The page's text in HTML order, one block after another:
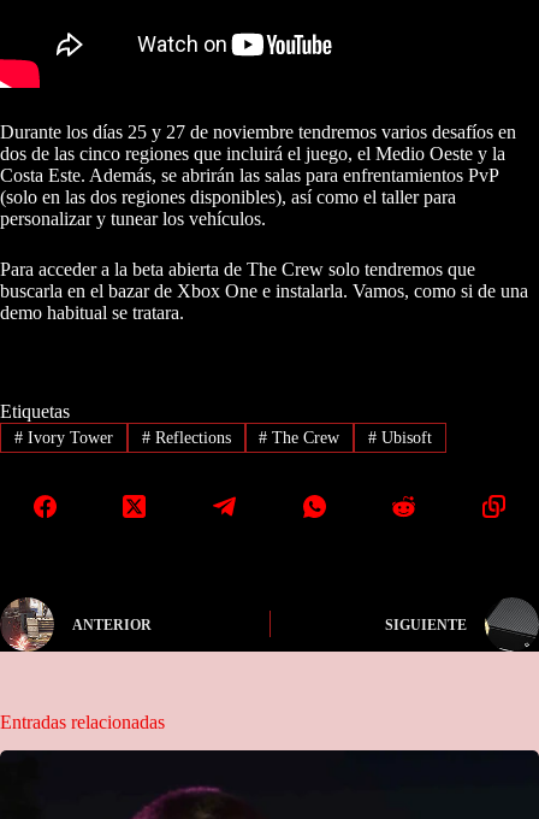
Durante los días 25 y 27 de noviembre tendremos varios desafíos en
dos de las cinco regiones que incluirá el juego, el Medio Oeste y la
Costa Este. Además, se abrirán las salas para enfrentamientos PvP
(solo en las dos regiones disponibles), así como el taller para
personalizar y tunear los vehículos.
Para acceder a la beta abierta de The Crew solo tendremos que
buscarla en el bazar de Xbox One e instalarla. Vamos, como si de una
demo habitual se tratara.
Etiquetas
#Ivory Tower #Reflections # The Crew # Ubisoft
ANTERIOR SIGUIENTE
Entradas relacionadas